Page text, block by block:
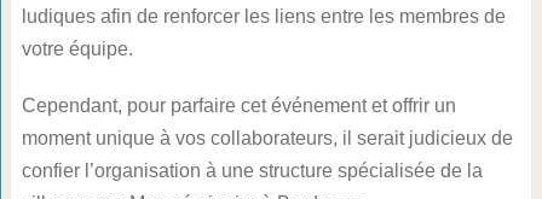
ludiques afin de renforcer les liens entre les membres de
votre équipe.
Cependant, pour parfaire cet événement et offrir un
moment unique à vos collaborateurs, il serait judicieux de
confier l’organisation à une structure spécialisée de la